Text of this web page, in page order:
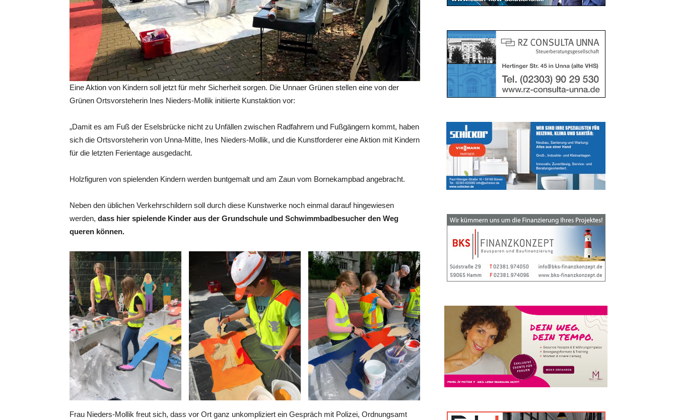
Eine Aktion von Kindern soll jetzt für mehr Sicherheit sorgen. Die Unnaer Grünen stellen eine von der
Grünen Ortsvorsteherin Ines Nieders-Mollik initiierte Kunstaktion vor:
„Damit es am Fuß der Eselsbrücke nicht zu Unfällen zwischen Radfahrern und Fußgängern kommt, haben
sich die Ortsvorsteherin von Unna-Mitte, Ines Nieders-Mollik, und die Kunstforderer eine Aktion mit Kindern
für die letzten Ferientage ausgedacht.
Holzfiguren von spielenden Kindern werden buntgemalt und am Zaun vom Bornekampbad angebracht.
Neben den üblichen Verkehrschildern soll durch diese Kunstwerke noch einmal darauf hingewiesen
werden, dass hier spielende Kinder aus der Grundschule und Schwimmbadbesucher den Weg
queren können.
Frau Nieders-Mollik freut sich, dass vor Ort ganz unkompliziert ein Gespräch mit Polizei, Ordnungsamt